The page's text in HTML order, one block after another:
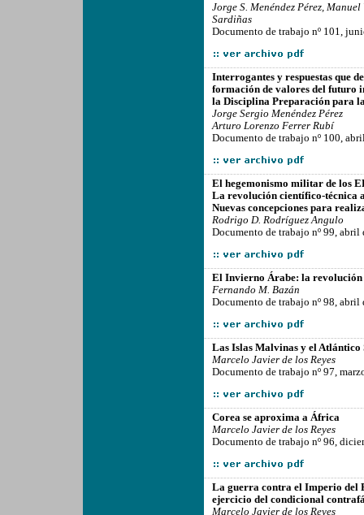
Jorge S. Menéndez Pérez,
Sardiñas
Documento de trabajo nº 101,
Interrogantes y respuestas que
formación de valores del futuro
la Disciplina Preparación para la
Jorge Sergio Menéndez Pérez
Arturo Lorenzo Ferrer Rubí
Documento de trabajo nº 100,
El hegemonismo militar de los
La revolución científico-técnica
Nuevas concepciones para
Rodrigo D. Rodríguez Angulo
Documento de trabajo nº 99, abril
El Invierno Árabe: la revolución
Fernando M. Bazán
Documento de trabajo nº 98, abril
Las Islas Malvinas y el Atlántico
Marcelo Javier de los Reyes
Documento de trabajo nº 97,
Corea se aproxima a África
Marcelo Javier de los Reyes
Documento de trabajo nº 96,
La guerra contra el Imperio del
ejercicio del condicional
Marcelo Javier de los Reyes